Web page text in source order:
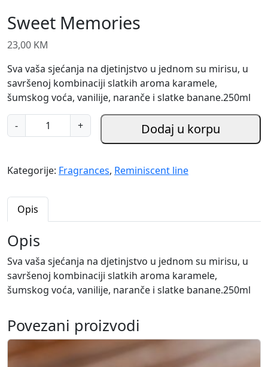
Sweet Memories
23,00 KM
Sva vaša sjećanja na djetinjstvo u jednom su mirisu, u
savršenoj kombinaciji slatkih aroma karamele,
šumskog voća, vanilije, naranče i slatke banane.250ml
-
w
e
t
m
o
r
i
e
s
o
+ Dodaj u korpu
Kategorije: Fragrances, Reminiscent line
Opis
Opis
Sva vaša sjećanja na djetinjstvo u jednom su mirisu, u
savršenoj kombinaciji slatkih aroma karamele,
šumskog voća, vanilije, naranče i slatke banane.250ml
Povezani proizvodi